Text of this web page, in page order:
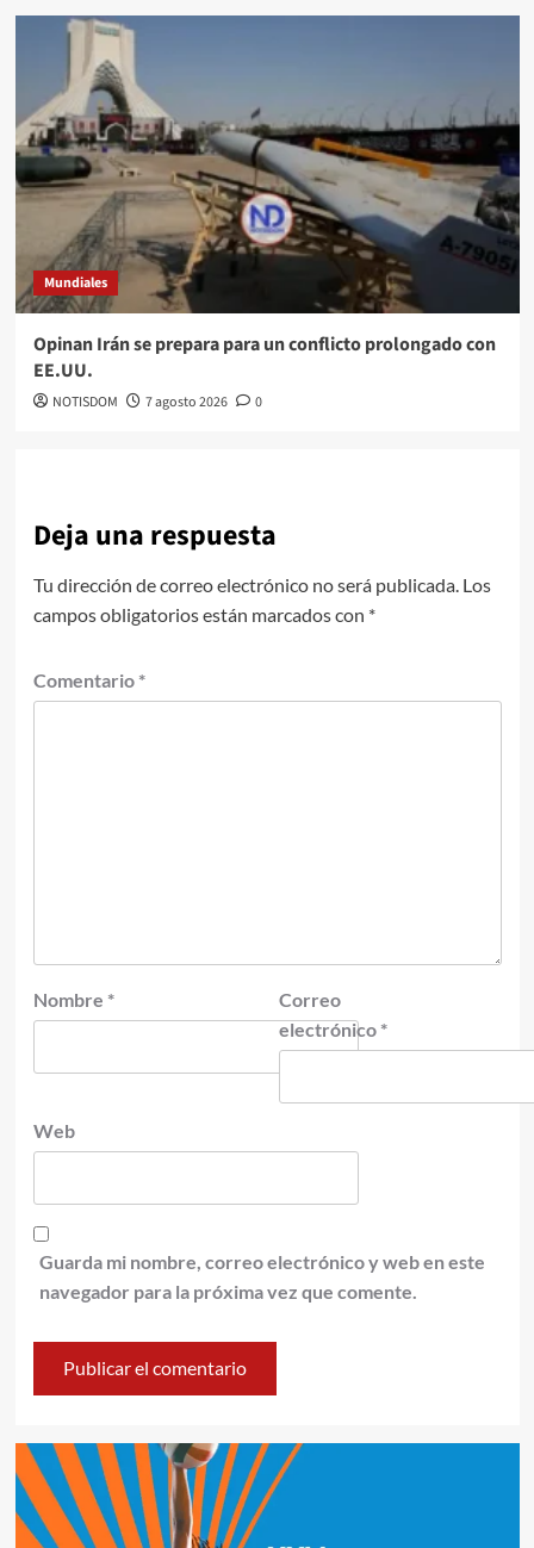
Mundiales
Opinan Irán se prepara para un conflicto prolongado con
EE.UU.
NOTISDOM 7 agosto 2026 0
Deja una respuesta
Tu dirección de correo electrónico no será publicada. Los
campos obligatorios están marcados con *
Comentario *
Nombre *
Correo
electrónico *
Web
Guarda mi nombre, correo electrónico y web en este
navegador para la próxima vez que comente.